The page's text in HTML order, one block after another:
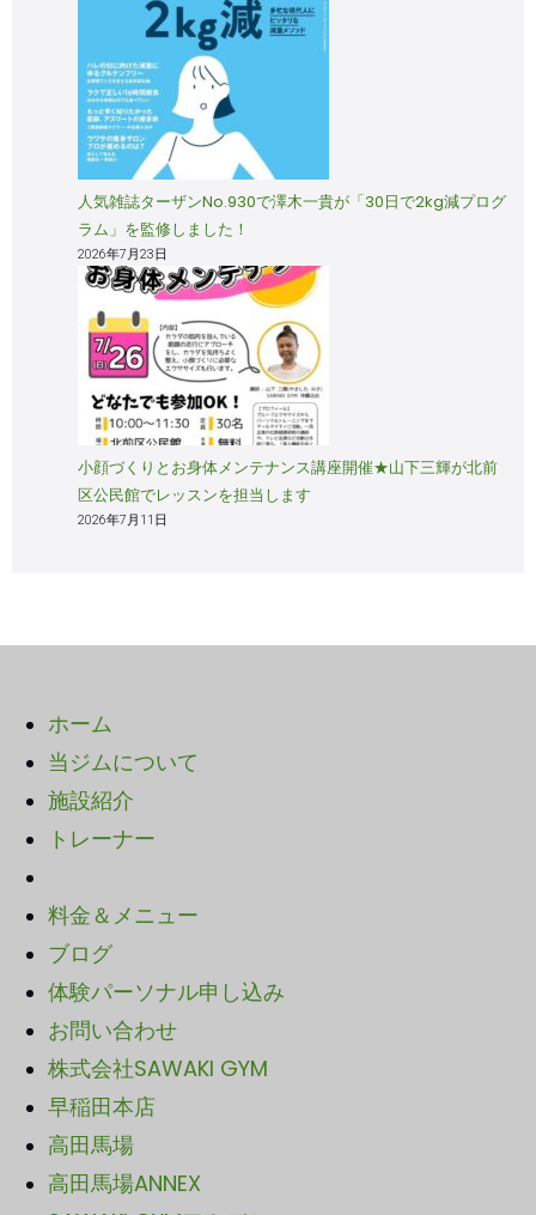
人気雑誌ターザンNo.930で澤木一貴が「30日で2kg減プログ
ラム」を監修しました！
2026年7月23日
小顔づくりとお身体メンテナンス講座開催★山下三輝が北前
区公民館でレッスンを担当します
2026年7月11日
ホーム
当ジムについて
施設紹介
トレーナー
料金＆メニュー
ブログ
体験パーソナル申し込み
お問い合わせ
株式会社SAWAKI GYM
早稲田本店
高田馬場
高田馬場ANNEX